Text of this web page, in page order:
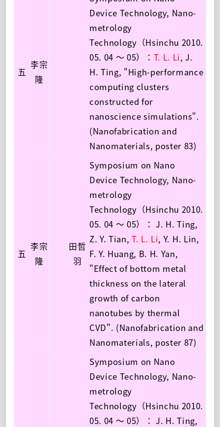
五
李宗
隆
Device Technology, Nano-
metrology
Technology（Hsinchu 2010.
05. 04 ～ 05）： T. L. Li, J.
H. Ting, "High-performance
computing clusters
constructed for
nanoscience simulations".
(Nanofabrication and
Nanomaterials, poster 83)
五
李宗
隆
田哲
羽
Symposium on Nano
Device Technology, Nano-
metrology
Technology（Hsinchu 2010.
05. 04 ～ 05）： J. H. Ting,
Z. Y. Tian,T. L. Li, Y. H. Lin,
F. Y. Huang, B. H. Yan,
"Effect of bottom metal
thickness on the lateral
growth of carbon
nanotubes by thermal
CVD". (Nanofabrication and
Nanomaterials, poster 87)
Symposium on Nano
Device Technology, Nano-
metrology
Technology（Hsinchu 2010.
05. 04 ～ 05）： J. H. Ting,